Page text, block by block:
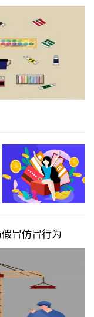
冒仿冒行为